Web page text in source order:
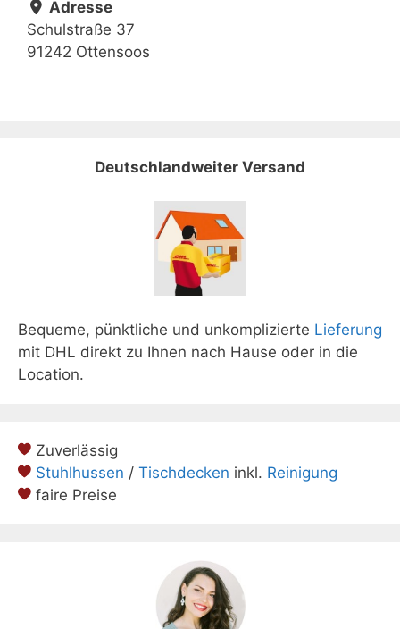
Adresse
Schulstraße 37
91242 Ottensoos
Deutschlandweiter Versand
Bequeme, pünktliche und unkomplizierte Lieferung
mit DHL direkt zu Ihnen nach Hause oder in die
Location.
Zuverlässig
Stuhlhussen / Tischdecken inkl. Reinigung
faire Preise